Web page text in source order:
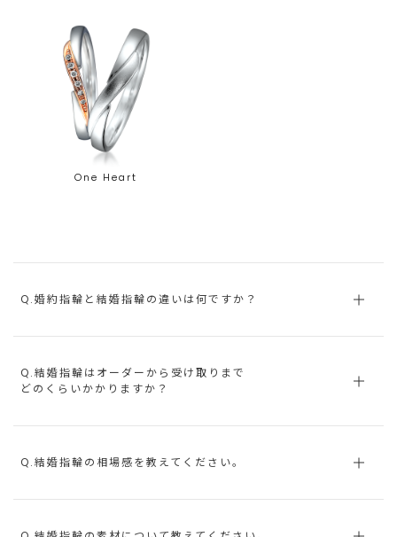
One Heart
Q.婚約指輪と結婚指輪の違いは何ですか？
Q.結婚指輪はオーダーから受け取りまで
どのくらいかかりますか？
Q.結婚指輪の相場感を教えてください。